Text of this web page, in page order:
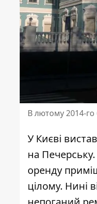
В лютому 2014-го
У Києві
на
оренду
цілому. Нині